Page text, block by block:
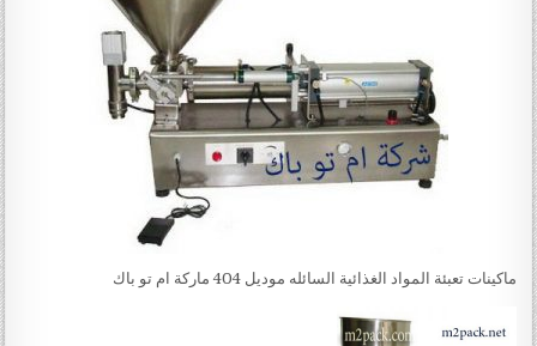
ماكينات تعبئة المواد الغذائية السائله موديل 404 ماركة ام تو باك